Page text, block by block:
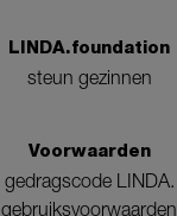
LINDA.foundation
steun gezinnen
Voorwaarden
gedragscode LINDA.
gebruiksvoorwaarden